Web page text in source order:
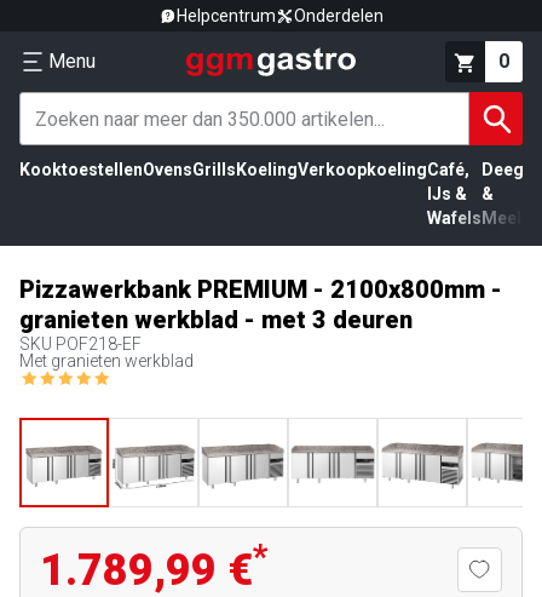
Helpcentrum Onderdelen
Menu 0
KooktoestellenOvensGrills KoelingVerkoopkoelingCafé,
IJs &
Wafels
Deeg
&
Meel
Pizzawerkbank PREMIUM - 2100x800mm -
granieten werkblad - met 3 deuren
SKU POF218-EF
Met granieten werkblad
1.789,99 €*